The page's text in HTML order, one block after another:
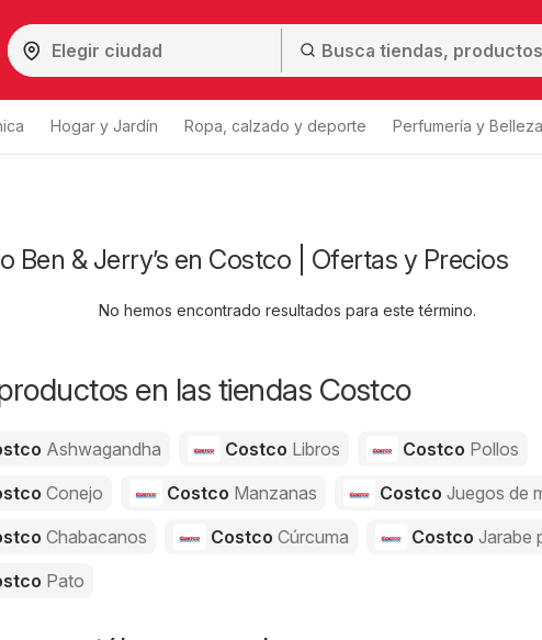
Hogar y Jardín Ropa, calzado y deporte Perfumería y Belleza
Ben & Jerry’s en Costco | Ofertas y Precios
No hemos encontrado resultados para este término.
en las tiendas Costco
Ashwagandha Costco Libros Costco Pollos
Conejo Costco Manzanas CostcoJuegos de
Chabacanos Costco Cúrcuma CostcoJarabe
Pato